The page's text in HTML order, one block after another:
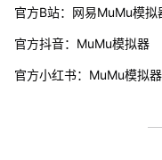
官方B站：网易MuMu模
官方抖音：MuMu模拟器
官方小红书：MuMu模拟器